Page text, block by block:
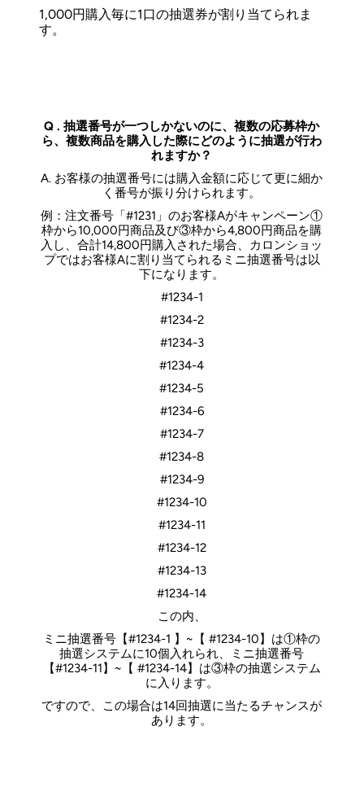
1,000円購入毎に1口の抽選券が割り当てられま
す。
Q . 抽選番号が一つしかないのに、複数の応募枠か
ら、複数商品を購入した際にどのように抽選が行わ
れますか？
A. お客様の抽選番号には購入金額に応じて更に細か
く番号が振り分けられます。
例：注文番号「#1231」のお客様Aがキャンペーン①
枠から10,000円商品及び③枠から4,800円商品を購
入し、合計14,800円購入された場合、カロンショッ
プではお客様Aに割り当てられるミニ抽選番号は以
下になります。
#1234-1
#1234-2
#1234-3
#1234-4
#1234-5
#1234-6
#1234-7
#1234-8
#1234-9
#1234-10
#1234-11
#1234-12
#1234-13
#1234-14
この内、
ミニ抽選番号【#1234-1 】~【 #1234-10】は①枠の
抽選システムに10個入れられ、ミニ抽選番号
【#1234-11】~【 #1234-14】は③枠の抽選システム
に入ります。
ですので、この場合は14回抽選に当たるチャンスが
あります。